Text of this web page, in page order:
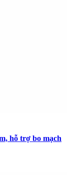
hỗ trợ bo mạch